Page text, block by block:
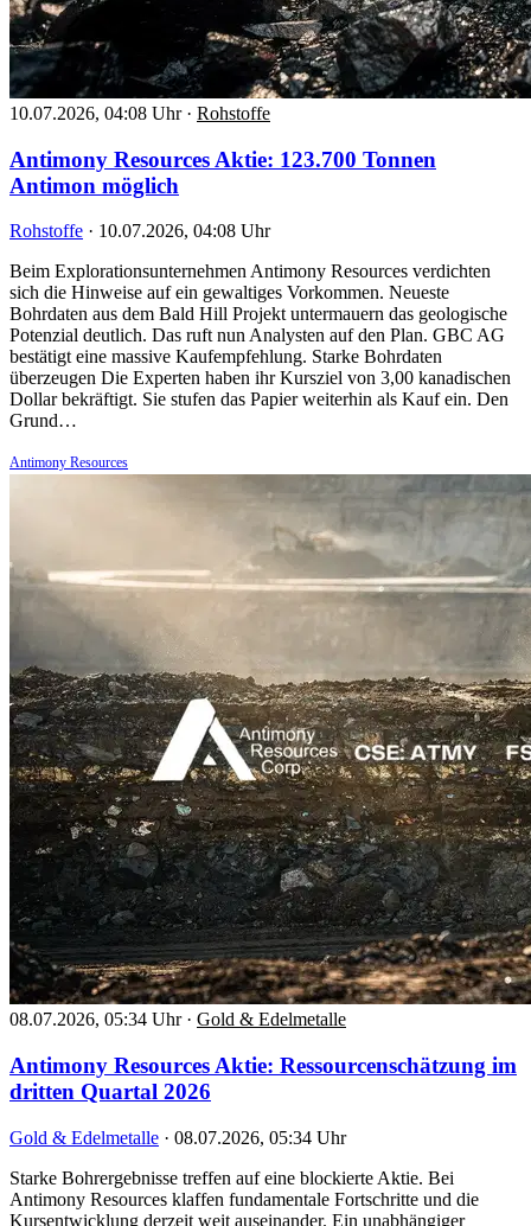
10.07.2026, 04:08 Uhr · Rohstoffe
Antimony Resources Aktie: 123.700 Tonnen
Antimon möglich
Rohstoffe · 10.07.2026, 04:08 Uhr
Beim Explorationsunternehmen Antimony Resources verdichten
sich die Hinweise auf ein gewaltiges Vorkommen. Neueste
Bohrdaten aus dem Bald Hill Projekt untermauern das geologische
Potenzial deutlich. Das ruft nun Analysten auf den Plan. GBC AG
bestätigt eine massive Kaufempfehlung. Starke Bohrdaten
überzeugen Die Experten haben ihr Kursziel von 3,00 kanadischen
Dollar bekräftigt. Sie stufen das Papier weiterhin als Kauf ein. Den
Grund…
Antimony Resources
08.07.2026, 05:34 Uhr · Gold & Edelmetalle
Antimony Resources Aktie: Ressourcenschätzung im
dritten Quartal 2026
Gold & Edelmetalle · 08.07.2026, 05:34 Uhr
Starke Bohrergebnisse treffen auf eine blockierte Aktie. Bei
Antimony Resources klaffen fundamentale Fortschritte und die
Kursentwicklung derzeit weit auseinander. Ein unabhängiger